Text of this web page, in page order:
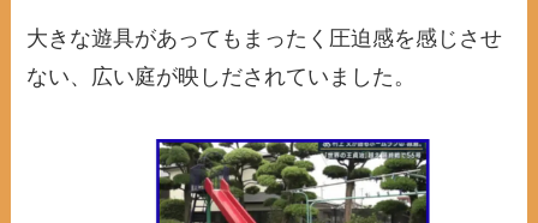
大きな遊具があってもまったく圧迫感を感じさせ
ない、広い庭が映しだされていました。